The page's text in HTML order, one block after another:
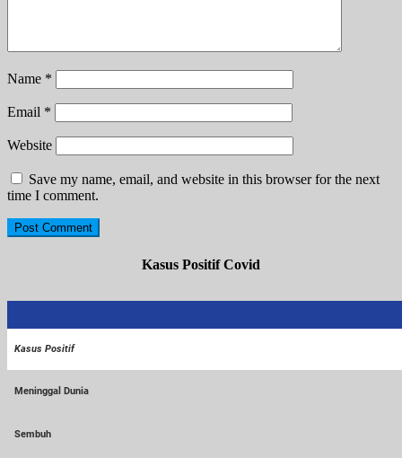
Name *
Email *
Website
Save my name, email, and website in this browser for the next
time I comment.
Kasus Positif Covid